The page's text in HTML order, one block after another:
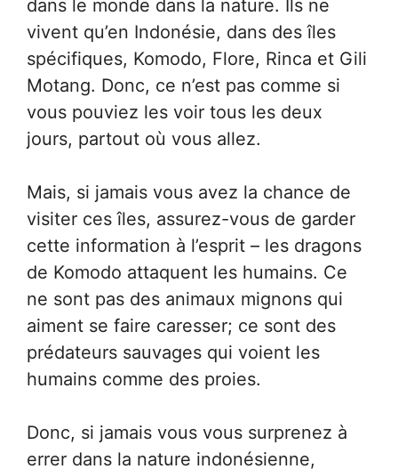
dans le monde dans la nature. Ils ne
vivent qu’en Indonésie, dans des îles
spécifiques, Komodo, Flore, Rinca et Gili
Motang. Donc, ce n’est pas comme si
vous pouviez les voir tous les deux
jours, partout où vous allez.
Mais, si jamais vous avez la chance de
visiter ces îles, assurez-vous de garder
cette information à l’esprit – les dragons
de Komodo attaquent les humains. Ce
ne sont pas des animaux mignons qui
aiment se faire caresser; ce sont des
prédateurs sauvages qui voient les
humains comme des proies.
Donc, si jamais vous vous surprenez à
errer dans la nature indonésienne,